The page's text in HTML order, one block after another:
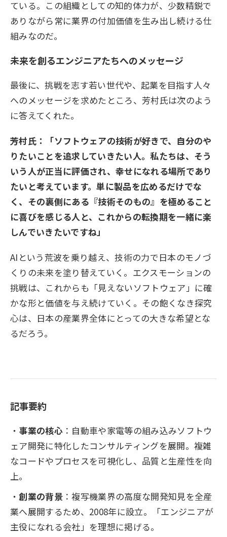
ている。この組織としての知的体力が、少数精鋭で
ありながら常に業界の付加価値を生み出し続ける仕
組みなのだ。
未来を創るエンジニアたちへのメッセージ
最後に、挑戦を志す若い世代や、起業を目指す人々
へのメッセージを求めたところ、芳村氏は次のよう
に答えてくれた。
芳村氏：「ソフトウェアの技術が好きで、自分のや
りたいことを追求していきたい人。私たちは、そう
いう人が正当に評価され、幸せになれる場所であり
たいと考えています。単に製品を広めるだけでな
く、その裏側にある『技術そのもの』を極めること
に喜びを感じる人と、これからの転換期を一緒に楽
しんでいきたいですね」
AIという荒波を乗り越え、技術の力で日本のモノづ
くりの未来を塗り替えていく。エクスモーションの
挑戦は、これからも「見えないソフトウェア」に確
かな形と価値を与え続けていく。その飽くなき探究
心は、日本の産業界全体にとっての大きな希望とな
るだろう。
記事要約
事業の核心 ：自動車や家電等の組み込みソフトウ
ェア開発に特化したコンサルティングを展開。複雑
なコードやプロセスを可視化し、品質と生産性を向
上。
創業の背景 ：複写機業界の高度な開発知見を全産
業へ展開するため、2008年に設立。「エンジニアが
主役になれる会社」を理想に掲げる。